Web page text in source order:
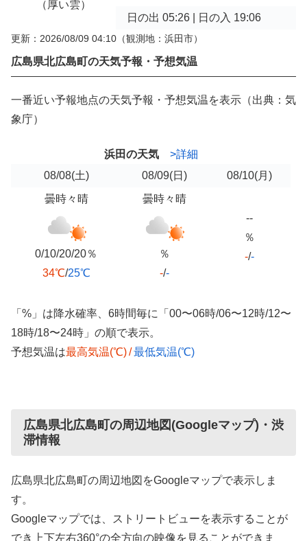
（厚い雲）
日の出 05:26 | 日の入 19:06
更新：2026/08/09 04:10 （観測地：浜田市）
広島県北広島町の天気予報・予想気温
一番近い予報地点の天気予報・予想気温を表示（出典：気
象庁）
浜田の天気
>詳細
08/08(土) 08/09(日) 08/10(月)
曇時々晴
0/10/20/20％
34℃/25℃
曇時々晴
％
-/-
--
％
-/-
「%」は降水確率、6時間毎に「00〜06時/06〜12時/12〜
18時/18〜24時」の順で表示。
予想気温は最高気温(℃)/最低気温(℃)
広島県北広島町の周辺地図(Googleマップ)・渋
滞情報
広島県北広島町の周辺地図をGoogleマップで表示しま
す。
Googleマップでは、ストリートビューを表示することが
でき上下左右360°の全方向の映像を見ることができま